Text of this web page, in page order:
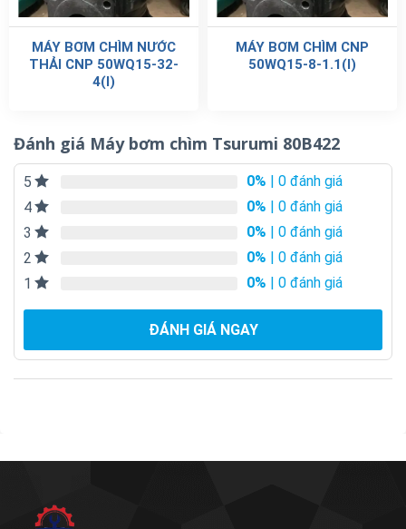
MÁY BƠM CHÌM NƯỚC
THẢI CNP 50WQ15-32-
4(I)
MÁY BƠM CHÌM CNP
50WQ15-8-1.1(I)
Đánh giá Máy bơm chìm Tsurumi 80B422
5 0% | 0 đánh giá
4
0% | 0 đánh giá
3
0% | 0 đánh giá
2
0% | 0 đánh giá
1
0% | 0 đánh giá
ĐÁNH GIÁ NGAY